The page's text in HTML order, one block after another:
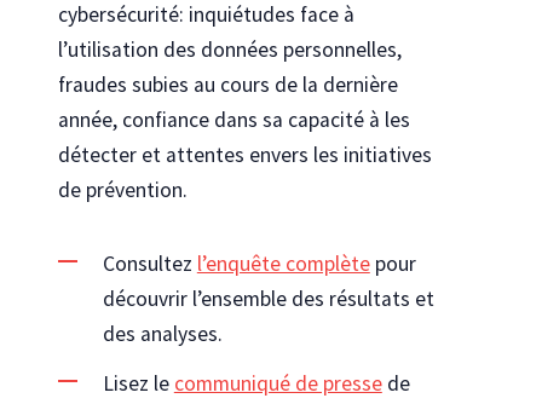
cybersécurité: inquiétudes face à
l’utilisation des données personnelles,
fraudes subies au cours de la dernière
année, confiance dans sa capacité à les
détecter et attentes envers les initiatives
de prévention.
Consultez l’enquête complètepour
découvrir l’ensemble des résultats et
des analyses.
Lisez le communiqué de pressede